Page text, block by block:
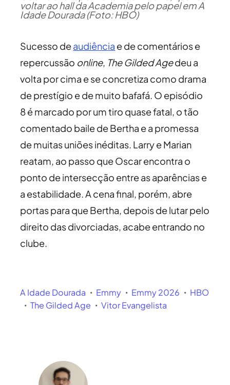
voltar ao hall da Academia pelo papel em A
Idade Dourada (Foto: HBO)
Sucesso deaudiência e de comentários e
repercussão online, The Gilded Agedeu a
volta por cima e se concretiza como drama
de prestígio e de muito bafafá. O episódio
8 é marcado por um tiro quase fatal, o tão
comentado baile de Bertha e a promessa
de muitas uniões inéditas. Larry e Marian
reatam, ao passo que Oscar encontra o
ponto de intersecção entre as aparências e
a estabilidade. A cena final, porém, abre
portas para que Bertha, depois de lutar pelo
direito das divorciadas, acabe entrando no
clube.
A Idade Dourada Emmy Emmy 2026 HBO
The Gilded Age Vitor Evangelista